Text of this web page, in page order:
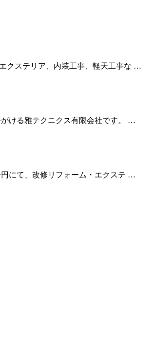
クステリア、内装工事、軽天工事な …
ける雅テクニクス有限会社です。 …
にて、改修リフォーム・エクステ …